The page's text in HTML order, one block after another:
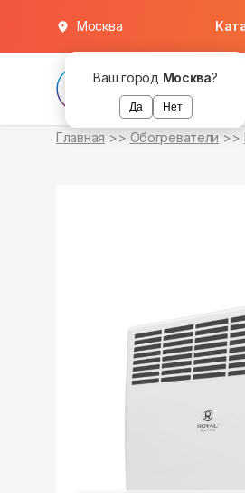
Ваш город Москва?
Да Нет
Москва
Главная Обогреватели
уточняйте
уточняйте